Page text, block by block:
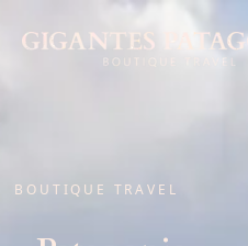
BOUTIQUE TRAVEL